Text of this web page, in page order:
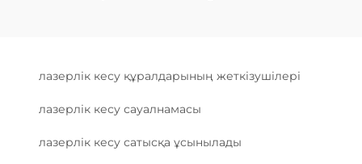
лазерлік кесу құралдарының жеткізушілері
лазерлік кесу сауалнамасы
лазерлік кесу сатысқа ұсынылады